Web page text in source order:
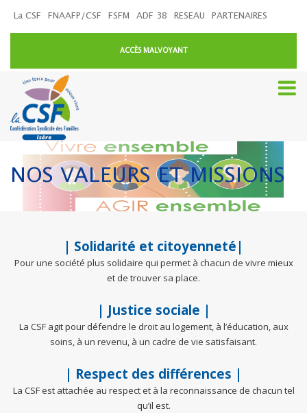
La CSF FNAAFP/CSF FSFM ADF 38 RESEAU PARTENAIRES
ACCÈS MALVOYANT
NOS VALEURS ET MISSIONS
| Solidarité et citoyenneté|
Pour une société plus solidaire qui permet à chacun de vivre mieux
et de trouver sa place.
| Justice sociale |
La CSF agit pour défendre le droit au logement, à l’éducation, aux
soins, à un revenu, à un cadre de vie satisfaisant.
| Respect des différences |
La CSF est attachée au respect et à la reconnaissance de chacun tel
qu’il est.